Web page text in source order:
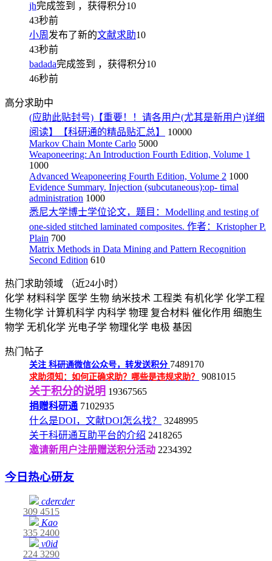
jh完成签到 ，获得积分10
43秒前
小周 发布了新的文献求助10
43秒前
badada完成签到 ，获得积分10
46秒前
高分求助中
(应助此贴封号)【重要！！请各用户(尤其是新用户)详细
阅读】【科研通的精品贴汇总】
10000
Markov Chain Monte Carlo 5000
Weaponeering: An Introduction Fourth Edition, Volume 1
1000
Advanced Weaponeering Fourth Edition, Volume 2 1000
Evidence Summary. Injection (subcutaneous):op- timal
administration 1000
悉尼大学博士学位论文，题目：Modelling and testing of
one-sided stitched laminated composites. 作者：Kristopher P.
Plain 700
Matrix Methods in Data Mining and Pattern Recognition
Second Edition 610
热门求助领域
（近24小时）
化学 材料科学 医学 生物 纳米技术 工程类 有机化学 化学工程
生物化学 计算机科学 内科学 物理 复合材料 催化作用 细胞生
物学 无机化学 光电子学 物理化学 电极 基因
热门帖子
关注 科研通微信公众号，转发送积分 7489170
求助须知：如何正确求助？哪些是违规求助？ 9081015
关于积分的说明 19367565
捐赠科研通 7102935
什么是DOI，文献DOI怎么找？
3248995
关于科研通互助平台的介绍 2418265
邀请新用户注册赠送积分活动 2234392
今日热心研友
cdercder
309 4515
Kao
335 2400
v0id
224 3290